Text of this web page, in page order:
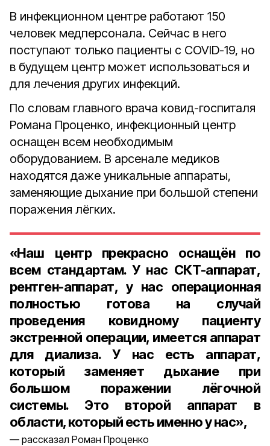
В инфекционном центре работают 150
человек медперсонала. Сейчас в него
поступают только пациенты с COVID-19, но
в будущем центр может использоваться и
для лечения других инфекций.
По словам главного врача ковид-госпиталя
Романа Проценко, инфекционный центр
оснащен всем необходимым
оборудованием. В арсенале медиков
находятся даже уникальные аппараты,
заменяющие дыхание при большой степени
поражения лёгких.
«Наш центр прекрасно оснащён по
всем стандартам. У нас СКТ-аппарат,
рентген-аппарат, у нас операционная
полностью готова на случай
проведения ковидному пациенту
экстренной операции, имеется аппарат
для диализа. У нас есть аппарат,
который заменяет дыхание при
большом поражении лёгочной
системы. Это второй аппарат в
области, который есть именно у нас»,
рассказал Роман Проценко